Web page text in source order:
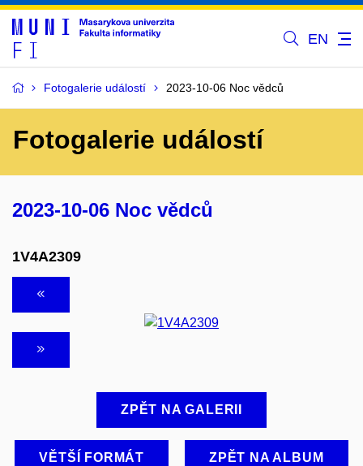
EN
Fotogalerie událostí 2023-10-06 Noc vědců
Fotogalerie událostí
2023-10-06 Noc vědců
1V4A2309
ZPĚT NA GALERII
VĚTŠÍ FORMÁT ZPĚT NA ALBUM